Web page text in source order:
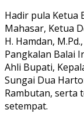
Hadir pula Ketua
Mahasar, Ketua
H. Hamdan,
Pangkalan Balai
Ahli Bupati,
Sungai Dua
Rambutan, serta
setempat.